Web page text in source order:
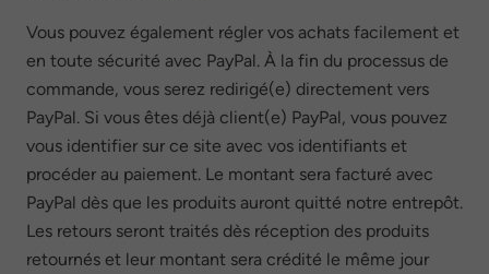
Vous pouvez également régler vos achats facilement et
en toute sécurité avec PayPal. À la fin du processus de
commande, vous serez redirigé(e) directement vers
PayPal. Si vous êtes déjà client(e) PayPal, vous pouvez
vous identifier sur ce site avec vos identifiants et
procéder au paiement. Le montant sera facturé avec
PayPal dès que les produits auront quitté notre entrepôt.
Les retours seront traités dès réception des produits
retournés et leur montant sera crédité le même jour